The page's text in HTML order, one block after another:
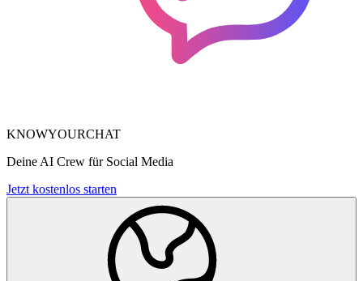
KNOWYOURCHAT
Deine AI Crew für Social Media
Jetzt kostenlos starten